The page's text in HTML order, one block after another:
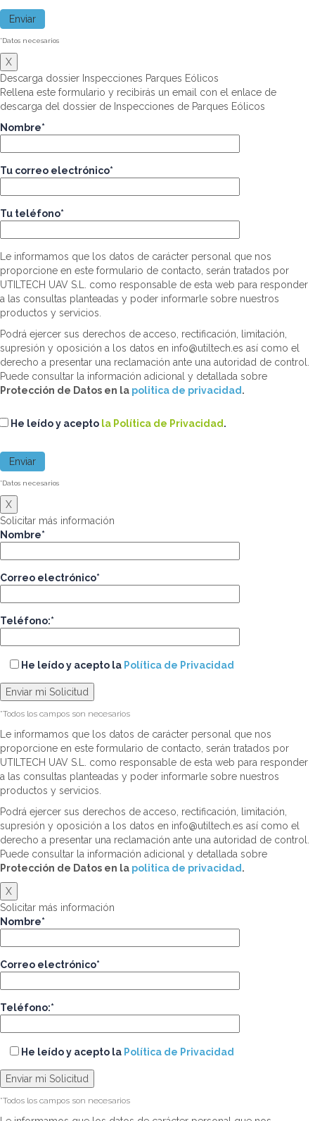
*Datos necesarios
X
Descarga dossier Inspecciones Parques Eólicos
Rellena este formulario y recibirás un email con el enlace de
descarga del dossier de Inspecciones de Parques Eólicos
Nombre*
Tu correo electrónico*
Tu teléfono*
Le informamos que los datos de carácter personal que nos
proporcione en este formulario de contacto, serán tratados por
UTILTECH UAV S.L. como responsable de esta web para responder
a las consultas planteadas y poder informarle sobre nuestros
productos y servicios.
Podrá ejercer sus derechos de acceso, rectificación, limitación,
supresión y oposición a los datos en info@utiltech.es así como el
derecho a presentar una reclamación ante una autoridad de control.
Puede consultar la información adicional y detallada sobre
Protección de Datos en la politica de privacidad .
He leído y acepto la Política de Privacidad .
*Datos necesarios
X
Solicitar más información
Nombre*
Correo electrónico*
Teléfono:*
He leído y acepto la Política de Privacidad
*Todos los campos son necesarios
Le informamos que los datos de carácter personal que nos
proporcione en este formulario de contacto, serán tratados por
UTILTECH UAV S.L. como responsable de esta web para responder
a las consultas planteadas y poder informarle sobre nuestros
productos y servicios.
Podrá ejercer sus derechos de acceso, rectificación, limitación,
supresión y oposición a los datos en info@utiltech.es así como el
derecho a presentar una reclamación ante una autoridad de control.
Puede consultar la información adicional y detallada sobre
Protección de Datos en la politica de privacidad .
X
Solicitar más información
Nombre*
Correo electrónico*
Teléfono:*
He leído y acepto la Política de Privacidad
*Todos los campos son necesarios